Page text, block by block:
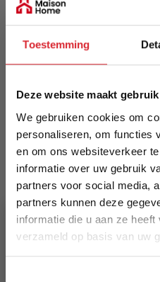
Toestemming
Deze website maakt
We gebruiken cookies om
personaliseren, om functies
en om ons websiteverkeer
informatie over uw gebruik
partners voor social media,
partners kunnen deze
informatie die u aan ze
verzameld op basis van uw
EAN
5414995755626
€ 265,00
Levertijd
Informeer naar de
Kleur
70
Maat
160 x 230 cm